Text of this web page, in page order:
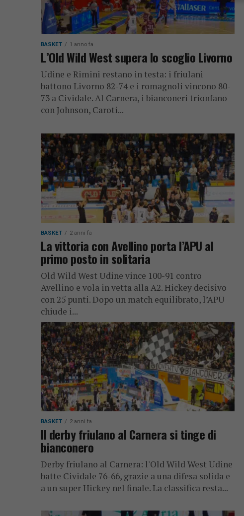
BASKET 1 anno fa
L’Old Wild West supera lo scoglio Livorno
Udine e Rimini restano in testa: i friulani
battono Livorno 82-74 e i romagnoli vincono 80-
73 a Cividale. Al Carnera, i bianconeri trionfano
con Johnson, Caroti...
BASKET 2 anni fa
La vittoria con Avellino porta l’APU al
primo posto in solitaria
Old Wild West Udine vince 100-91 contro
Avellino e vola in vetta alla A2. Hickey decisivo
con 25 punti. Dopo un match equilibrato, l’APU
chiude i...
BASKET 2 anni fa
Il derby friulano al Carnera si tinge di
bianconero
Derby friulano al Carnera: l'Old Wild West Udine
batte Cividale 76-66, grazie a una difesa solida e
a un super Hickey nel finale. La classifica resta...